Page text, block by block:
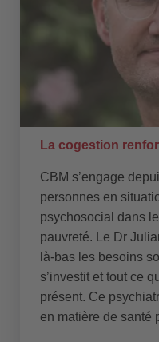
La cogestion
CBM s’engage
personnes en
psychosocial dans
pauvreté. Le Dr
là-bas les besoins
s’investit et tout ce
présent. Ce
en matière de santé